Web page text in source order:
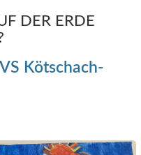
DER ERDE
Kötschach-